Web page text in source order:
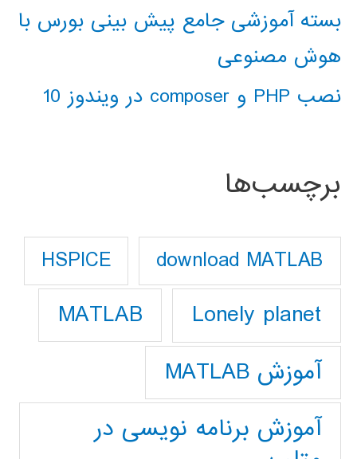
بسته آموزشی جامع پیش بینی بورس با
هوش مصنوعی
نصب PHP و composer در ویندوز 10
برچسب‌ها
download MATLAB
HSPICE
Lonely planet
MATLAB
آموزش MATLAB
آموزش برنامه نویسی در